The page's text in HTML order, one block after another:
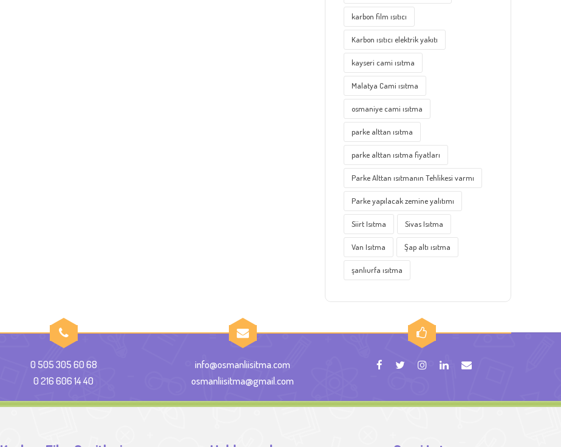
karbon film ısıtıcı
Karbon ısıtıcı elektrik yakıtı
kayseri cami ısıtma
Malatya Cami ısıtma
osmaniye cami ısıtma
parke alttan ısıtma
parke alttan ısıtma fiyatları
Parke Alttan ısıtmanın Tehlikesi varmı
Parke yapılacak zemine yalıtımı
Siirt Isıtma Sivas Isıtma
Van Isıtma Şap altı ısıtma
şanlıurfa ısıtma
0 505 305 60 68
0 216 606 14 40
info@osmanliisitma.com
osmanliisitma@gmail.com